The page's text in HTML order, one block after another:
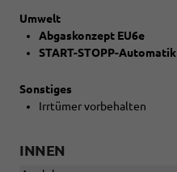
Umwelt
Abgaskonzept EU6e
START-STOPP-Automatik
Sonstiges
Irrtümer vorbehalten
INNEN